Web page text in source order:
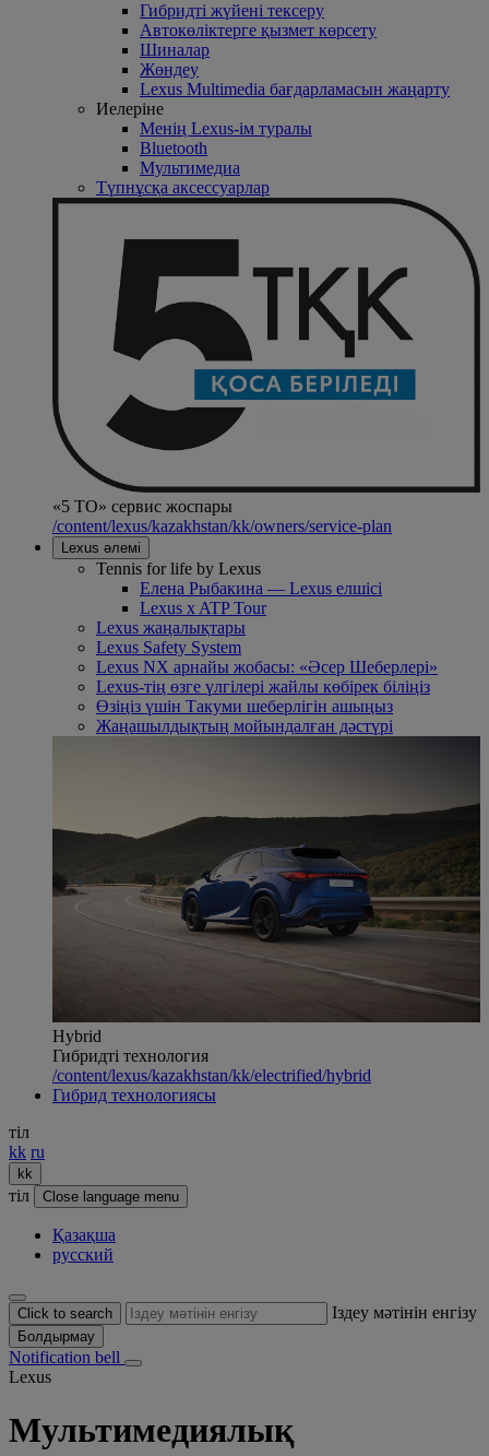
Гибридті жүйені тексеру
Автокөліктерге қызмет көрсету
Шиналар
Жөндеу
Lexus Multimedia бағдарламасын жаңарту
Иелеріне
Менің Lexus-ім туралы
Bluetooth
Mультимедиа
Түпнұсқа аксессуарлар
«5 ТО» сервис жоспары
/content/lexus/kazakhstan/kk/owners/service-plan
Lexus әлемі
Tennis for life by Lexus
Елена Рыбакина — Lexus елшісі
Lexus x ATP Tour
Lexus жаңалықтары
Lexus Safety System
Lexus NX арнайы жобасы: «Әсер Шеберлері»
Lexus-тің өзге үлгілері жайлы көбірек біліңіз
Өзіңіз үшін Такуми шеберлігін ашыңыз
Жаңашылдықтың мойындалған дәстүрі
Hybrid
Гибридті технология
/content/lexus/kazakhstan/kk/electrified/hybrid
Гибрид технологиясы
тіл
kk ru
kk
тіл Close language menu
Қазақша
русский
Click to search Іздеу мәтінін енгізу
Болдырмау
Notification bell
Lexus
Мультимедиялық